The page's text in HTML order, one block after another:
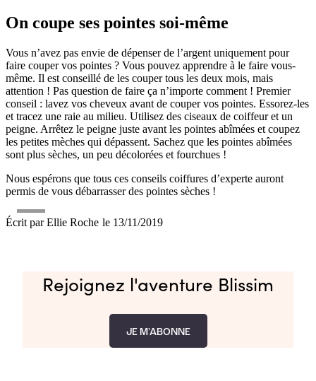
On coupe ses pointes soi-même
Vous n’avez pas envie de dépenser de l’argent uniquement pour
faire couper vos pointes ? Vous pouvez apprendre à le faire vous-
même. Il est conseillé de les couper tous les deux mois, mais
attention ! Pas question de faire ça n’importe comment ! Premier
conseil : lavez vos cheveux avant de couper vos pointes. Essorez-les
et tracez une raie au milieu. Utilisez des ciseaux de coiffeur et un
peigne. Arrêtez le peigne juste avant les pointes abîmées et coupez
les petites mèches qui dépassent. Sachez que les pointes abîmées
sont plus sèches, un peu décolorées et fourchues !
Nous espérons que tous ces conseils coiffures d’experte auront
permis de vous débarrasser des pointes sèches !
Écrit parEllie Roche le 13/11/2019
Rejoignez l'aventure Blissim
JE M'ABONNE